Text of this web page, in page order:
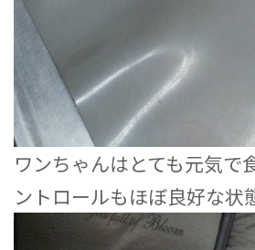
ワンちゃんはとても元気で
ントロールもほぼ良好な状